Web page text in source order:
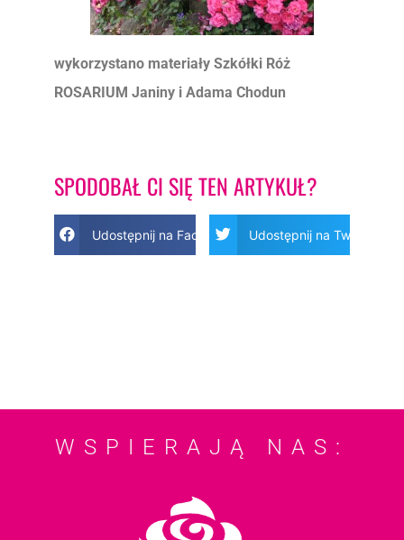
wykorzystano materiały Szkółki Róż
ROSARIUM Janiny i Adama Chodun
SPODOBAŁ CI SIĘ TEN ARTYKUŁ?
Udostępnij na Facebook Udostępnij na Twitter
WSPIERAJĄ NAS: